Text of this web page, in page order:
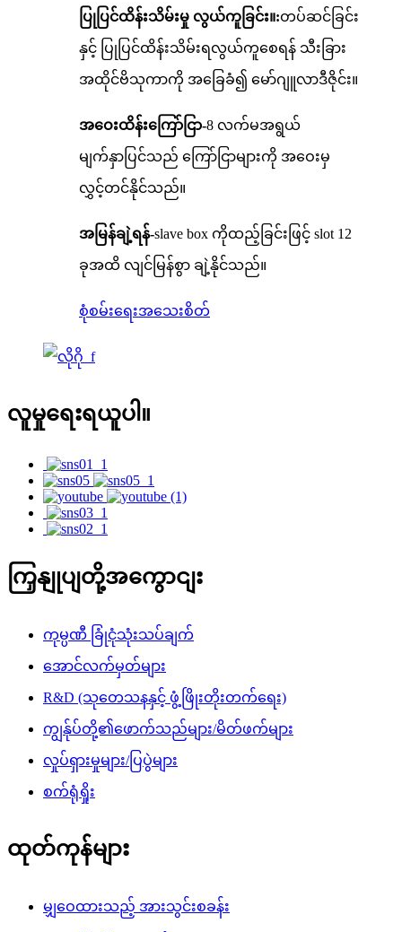
ပြုပြင်ထိန်းသိမ်းမှု လွယ်ကူခြင်း။:တပ်ဆင်ခြင်း
နှင့် ပြုပြင်ထိန်းသိမ်းရလွယ်ကူစေရန် သီးခြား
အထိုင်ဗိသုကာကို အခြေခံ၍ မော်ဂျူလာဒီဇိုင်း။
အဝေးထိန်းကြော်ငြာ-8 လက်မအရွယ်
မျက်နှာပြင်သည် ကြော်ငြာများကို အဝေးမှ
လွှင့်တင်နိုင်သည်။
အမြန်ချဲ့ရန်-slave box ကိုထည့်ခြင်းဖြင့် slot 12
ခုအထိ လျင်မြန်စွာ ချဲ့နိုင်သည်။
စုံစမ်းရေးအသေးစိတ်
လူမှုရေးရယူပါ။
ကြှနျုပျတို့အကွောငျး
ကုမ္ပဏီ ခြုံငုံသုံးသပ်ချက်
အောင်လက်မှတ်များ
R&D (သုတေသနနှင့် ဖွံ့ဖြိုးတိုးတက်ရေး)
ကျွန်ုပ်တို့၏ဖောက်သည်များ/မိတ်ဖက်များ
လှုပ်ရှားမှုများ/ပြပွဲများ
စက်ရုံရှိုး
ထုတ်ကုန်များ
မျှဝေထားသည့် အားသွင်းစခန်း